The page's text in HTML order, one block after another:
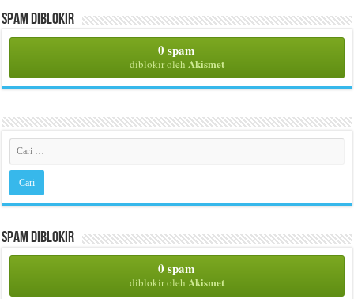
Spam Diblokir
0 spam
diblokir oleh Akismet
Spam Diblokir
0 spam
diblokir oleh Akismet